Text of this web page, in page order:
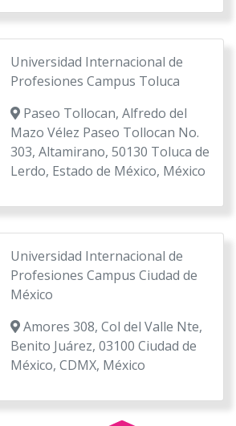
Universidad Internacional de
Profesiones Campus Toluca
Paseo Tollocan, Alfredo del
Mazo Vélez Paseo Tollocan No.
303, Altamirano, 50130 Toluca de
Lerdo, Estado de México, México
Universidad Internacional de
Profesiones Campus Ciudad de
México
Amores 308, Col del Valle Nte,
Benito Juárez, 03100 Ciudad de
México, CDMX, México